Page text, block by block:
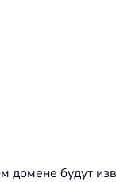
домене будут